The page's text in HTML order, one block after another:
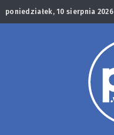
poniedziałek, 10 sierpnia 2026